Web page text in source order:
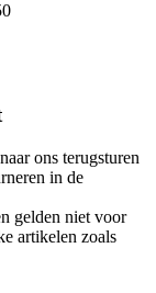
ons terugsturen
in de
gelden niet voor
artikelen zoals